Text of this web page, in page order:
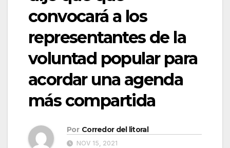
convocará a los
representantes de la
voluntad popular para
acordar una agenda
más compartida
Por Corredor del litoral
NOV 15, 2021